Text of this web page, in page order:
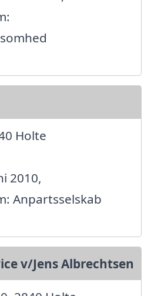
Holte
2010,
Anpartsselskab
v/Jens Albrechtsen